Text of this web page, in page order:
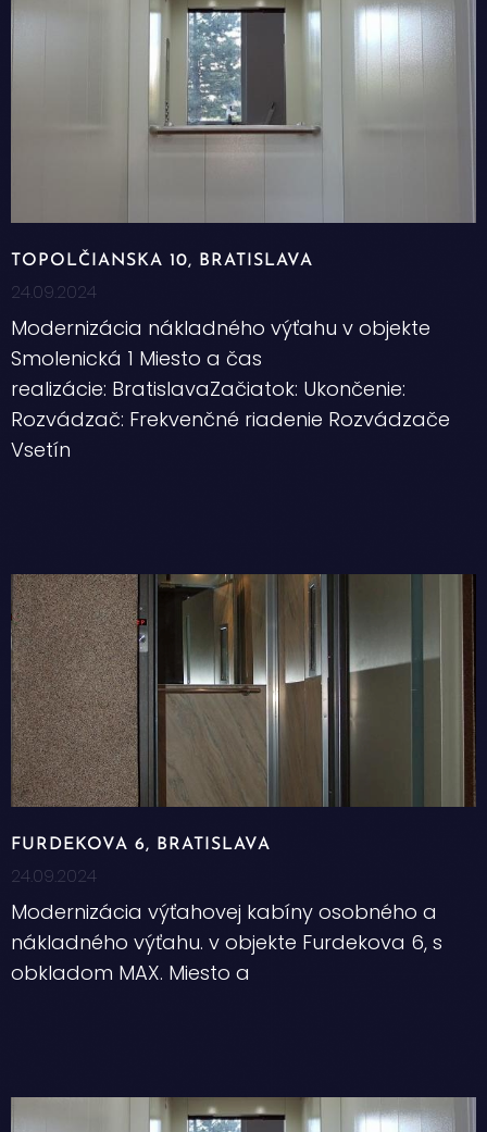
TOPOLČIANSKA 10, BRATISLAVA
24.09.2024
Modernizácia nákladného výťahu v objekte
Smolenická 1 Miesto a čas
realizácie: BratislavaZačiatok: Ukončenie:
Rozvádzač: Frekvenčné riadenie Rozvádzače
Vsetín
FURDEKOVA 6, BRATISLAVA
24.09.2024
Modernizácia výťahovej kabíny osobného a
nákladného výťahu. v objekte Furdekova 6, s
obkladom MAX. Miesto a